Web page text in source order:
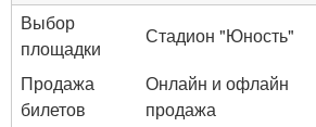
Выбор
площадки
Стадион "Юность"
Продажа
билетов
Онлайн и офлайн
продажа